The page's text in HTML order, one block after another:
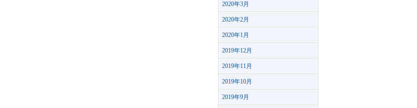
2020年3月
2020年2月
2020年1月
2019年12月
2019年11月
2019年10月
2019年9月